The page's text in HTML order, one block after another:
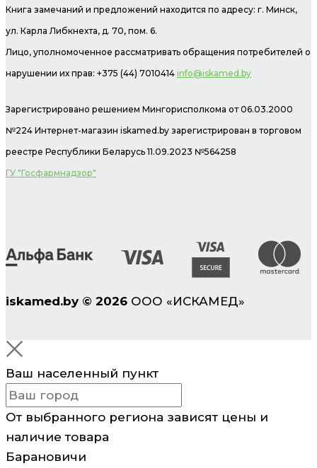
Книга замечаний и предложений находится по адресу: г. Минск,
ул. Карла Либкнехта, д. 70, пом. 6.
Лицо, уполномоченное рассматривать обращения потребителей о
нарушении их прав: +375 (44) 7010414 info@iskamed.by
Зарегистрировано решением Мингорисполкома от 06.03.2000
№224 Интернет-магазин iskamed.by зарегистрирован в торговом
реестре Республики Беларусь 11.09.2023 №564258
ГУ "Госфармнадзор"
iskamed.by © 2026 ООО «ИСКАМЕД»
Ваш населенный пункт
От выбранного региона зависят цены и
наличие товара
Барановичи